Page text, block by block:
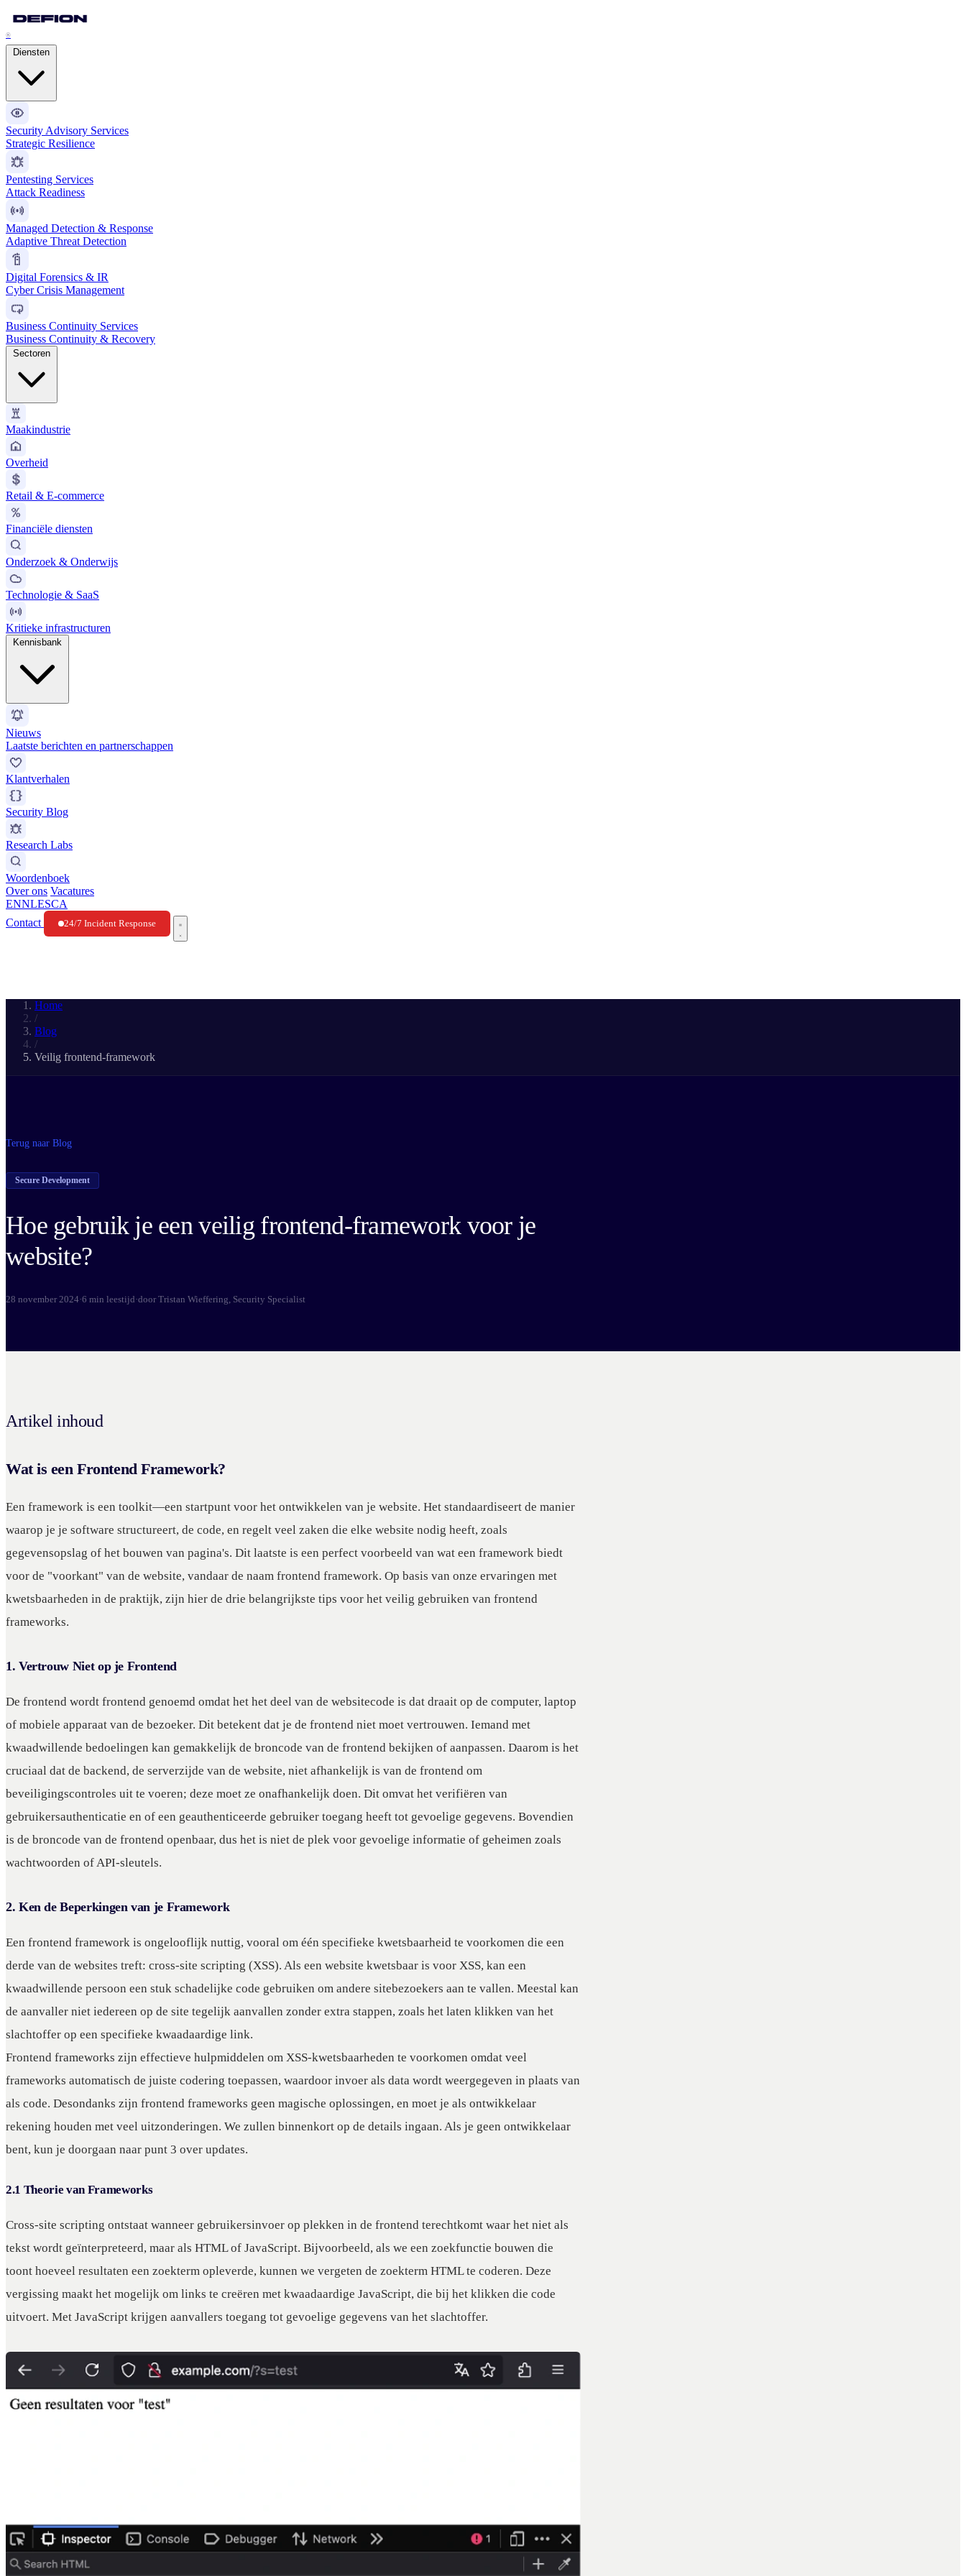
®
Security Advisory Services
Strategic Resilience
Pentesting Services
Attack Readiness
Managed Detection & Response
Adaptive Threat Detection
Digital Forensics & IR
Cyber Crisis Management
Business Continuity Services
Business Continuity & Recovery
Maakindustrie
Overheid
Retail & E-commerce
Financiële diensten
Onderzoek & Onderwijs
Technologie & SaaS
Kritieke infrastructuren
Nieuws
Laatste berichten en partnerschappen
Klantverhalen
Security Blog
Research Labs
Woordenboek
Over ons Vacatures
ENNLESCA
Contact
24/7 Incident Response
Home
/
Blog
/
Veilig frontend-framework
Terug naar Blog
Secure Development
Hoe gebruik je een veilig frontend-framework voor je
website?
28 november 2024·6 min leestijd·door Tristan Wieffering, Security Specialist
Artikel inhoud
Wat is een Frontend Framework?
Een framework is een toolkit—een startpunt voor het ontwikkelen van je website. Het standaardiseert de manier
waarop je je software structureert, de code, en regelt veel zaken die elke website nodig heeft, zoals
gegevensopslag of het bouwen van pagina's. Dit laatste is een perfect voorbeeld van wat een framework biedt
voor de "voorkant" van de website, vandaar de naam frontend framework. Op basis van onze ervaringen met
kwetsbaarheden in de praktijk, zijn hier de drie belangrijkste tips voor het veilig gebruiken van frontend
frameworks.
1. Vertrouw Niet op je Frontend
De frontend wordt frontend genoemd omdat het het deel van de websitecode is dat draait op de computer, laptop
of mobiele apparaat van de bezoeker. Dit betekent dat je de frontend niet moet vertrouwen. Iemand met
kwaadwillende bedoelingen kan gemakkelijk de broncode van de frontend bekijken of aanpassen. Daarom is het
cruciaal dat de backend, de serverzijde van de website, niet afhankelijk is van de frontend om
beveiligingscontroles uit te voeren; deze moet ze onafhankelijk doen. Dit omvat het verifiëren van
gebruikersauthenticatie en of een geauthenticeerde gebruiker toegang heeft tot gevoelige gegevens. Bovendien
is de broncode van de frontend openbaar, dus het is niet de plek voor gevoelige informatie of geheimen zoals
wachtwoorden of API-sleutels.
2. Ken de Beperkingen van je Framework
Een frontend framework is ongelooflijk nuttig, vooral om één specifieke kwetsbaarheid te voorkomen die een
derde van de websites treft: cross-site scripting (XSS). Als een website kwetsbaar is voor XSS, kan een
kwaadwillende persoon een stuk schadelijke code gebruiken om andere sitebezoekers aan te vallen. Meestal kan
de aanvaller niet iedereen op de site tegelijk aanvallen zonder extra stappen, zoals het laten klikken van het
slachtoffer op een specifieke kwaadaardige link.
Frontend frameworks zijn effectieve hulpmiddelen om XSS-kwetsbaarheden te voorkomen omdat veel
frameworks automatisch de juiste codering toepassen, waardoor invoer als data wordt weergegeven in plaats van
als code. Desondanks zijn frontend frameworks geen magische oplossingen, en moet je als ontwikkelaar
rekening houden met veel uitzonderingen. We zullen binnenkort op de details ingaan. Als je geen ontwikkelaar
bent, kun je doorgaan naar punt 3 over updates.
2.1 Theorie van Frameworks
Cross-site scripting ontstaat wanneer gebruikersinvoer op plekken in de frontend terechtkomt waar het niet als
tekst wordt geïnterpreteerd, maar als HTML of JavaScript. Bijvoorbeeld, als we een zoekfunctie bouwen die
toont hoeveel resultaten een zoekterm opleverde, kunnen we vergeten de zoekterm HTML te coderen. Deze
vergissing maakt het mogelijk om links te creëren met kwaadaardige JavaScript, die bij het klikken die code
uitvoert. Met JavaScript krijgen aanvallers toegang tot gevoelige gegevens van het slachtoffer.